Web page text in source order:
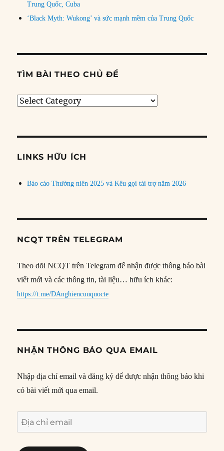
Trung Quốc, Cuba
‘Black Myth: Wukong’ và sức mạnh mềm của Trung Quốc
TÌM BÀI THEO CHỦ ĐỀ
Tìm
đề
LINKS HỮU ÍCH
Báo cáo Thường niên 2025 và Kêu gọi tài trợ năm 2026
NCQT TRÊN TELEGRAM
Theo dõi NCQT trên Telegram để nhận được thông báo bài
viết mới và các thông tin, tài liệu… hữu ích khác:
https://t.me/DAnghiencuuquocte
NHẬN THÔNG BÁO QUA EMAIL
Nhập địa chỉ email và đăng ký để được nhận thông báo khi
có bài viết mới qua email.
Địa
chỉ
email